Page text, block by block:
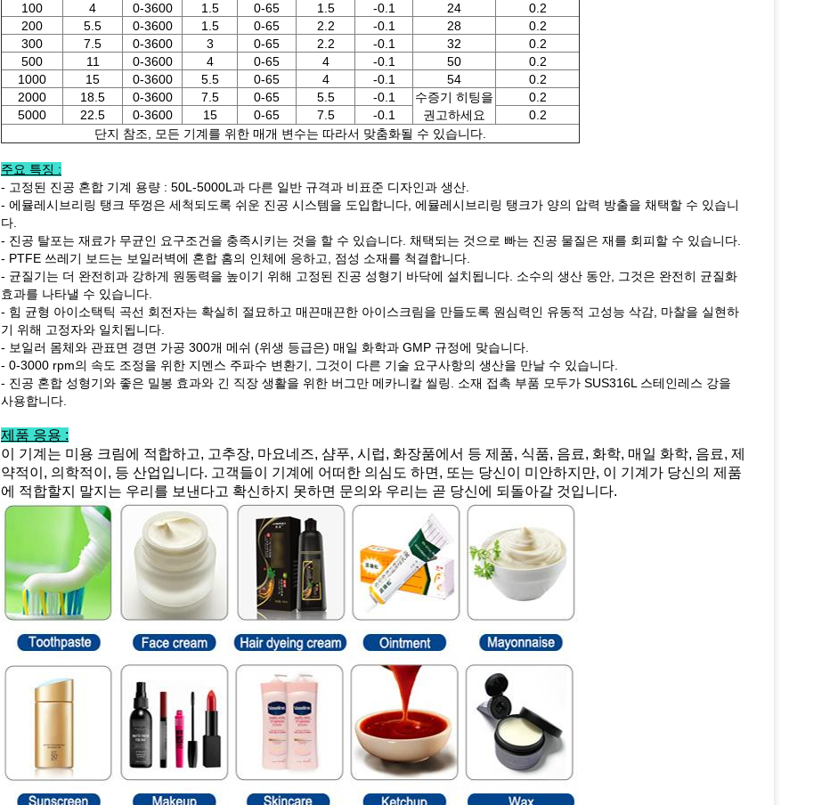
100
4 0-3600 1.5 0-65 1.5 -0.1 24
0.2
200
5.5 0-3600 1.5 0-65 2.2 -0.1 28
0.2
300
7.5 0-3600 3 0-65 2.2 -0.1 32
0.2
500
11 0-3600 4 0-65 4 -0.1 50
0.2
1000
15 0-3600 5.5 0-65 4 -0.1 54
0.2
2000
18.5 0-3600 7.5 0-65 5.5 -0.1
수증기 히팅을
권고하세요
0.2
5000
22.5 0-3600 15 0-65 7.5 -0.1
0.2
단지 참조, 모든 기계를 위한 매개 변수는 따라서 맞춤화될 수 있습니다.
주요 특징 :
- 고정된 진공 혼합 기계 용량 : 50L-5000L과 다른 일반 규격과 비표준 디자인과 생산.
- 에뮬레시브리링 탱크 뚜껑은 세척되도록 쉬운 진공 시스템을 도입합니다, 에뮬레시브리링 탱크가 양의 압력 방출을 채택할 수 있습니
다.
- 진공 탈포는 재료가 무균인 요구조건을 충족시키는 것을 할 수 있습니다. 채택되는 것으로 빠는 진공 물질은 재를 회피할 수 있습니다.
- PTFE 쓰레기 보드는 보일러벽에 혼합 홈의 인체에 응하고, 점성 소재를 척결합니다.
- 균질기는 더 완전히과 강하게 원동력을 높이기 위해 고정된 진공 성형기 바닥에 설치됩니다. 소수의 생산 동안, 그것은 완전히 균질화
효과를 나타낼 수 있습니다.
- 힘 균형 아이소택틱 곡선 회전자는 확실히 절묘하고 매끈매끈한 아이스크림을 만들도록 원심력인 유동적 고성능 삭감, 마찰을 실현하
기 위해 고정자와 일치됩니다.
- 보일러 몸체와 관표면 경면 가공 300개 메쉬 (위생 등급은) 매일 화학과 GMP 규정에 맞습니다.
- 0-3000 rpm의 속도 조정을 위한 지멘스 주파수 변환기, 그것이 다른 기술 요구사항의 생산을 만날 수 있습니다.
- 진공 혼합 성형기와 좋은 밀봉 효과와 긴 직장 생활을 위한 버그만 메카니칼 씰링. 소재 접촉 부품 모두가 SUS316L 스테인레스 강을
사용합니다.
제품 응용 :
이 기계는 미용 크림에 적합하고, 고추장, 마요네즈, 샴푸, 시럽, 화장품에서 등 제품, 식품, 음료, 화학, 매일 화학, 음료, 제
약적이, 의학적이, 등 산업입니다. 고객들이 기계에 어떠한 의심도 하면, 또는 당신이 미안하지만, 이 기계가 당신의 제품
에 적합할지 말지는 우리를 보낸다고 확신하지 못하면 문의와 우리는 곧 당신에 되돌아갈 것입니다.